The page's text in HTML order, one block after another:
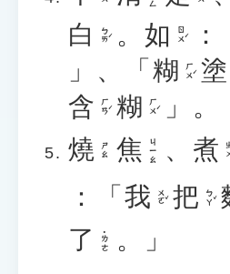
白 ㄅㄞˊ 。 如 ㄖㄨˊ ：
」、「 糊 ㄏㄨˊ 塗
含 ㄏㄢˊ 糊 ㄏㄨˊ
」。
燒 ㄕㄠ 焦 ㄐㄧㄠ 、 煮
：「 我 ㄨㄛˇ 把 ㄅㄚˇ
了 ˙ㄌㄜ 。」